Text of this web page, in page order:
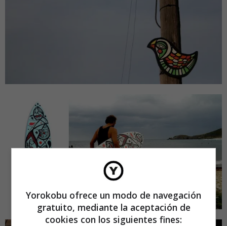
Yorokobu ofrece un modo de navegación
gratuito, mediante la aceptación de
cookies con los siguientes fines: